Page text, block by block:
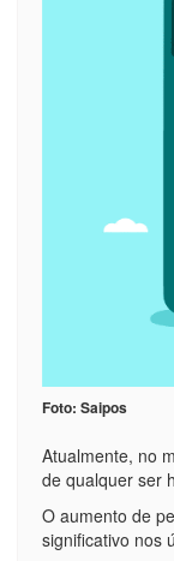
Foto: Saipos
Atualmente, no
de qualquer ser
O aumento de
significativo nos